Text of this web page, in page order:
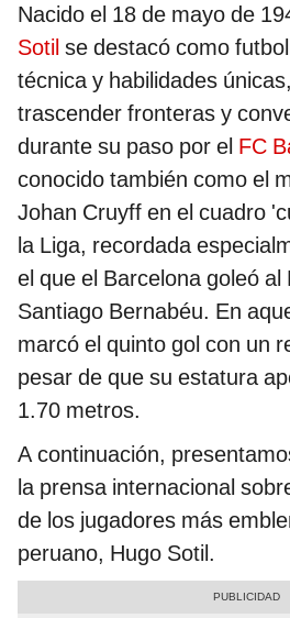
Nacido el 18 de mayo de
Sotil se destacó como
técnica y habilidades
trascender fronteras y
durante su paso por el FC
conocido también como el
Johan Cruyff en el cuadro
la Liga, recordada
el que el Barcelona goleó al
Santiago Bernabéu. En
marcó el quinto gol con un
pesar de que su estatura
1.70 metros.
A continuación,
la prensa internacional
de los jugadores más
peruano, Hugo Sotil.